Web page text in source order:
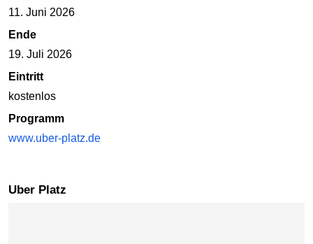
11. Juni 2026
Ende
19. Juli 2026
Eintritt
kostenlos
Programm
www.uber-platz.de
Uber Platz